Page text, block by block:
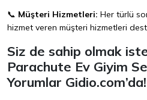
📞 Müşteri Hizmetleri: Her türlü
hizmet veren müşteri hizmetleri
Siz de sahip olmak
Parachute Ev Giyim
Yorumlar Gidio.com’da!